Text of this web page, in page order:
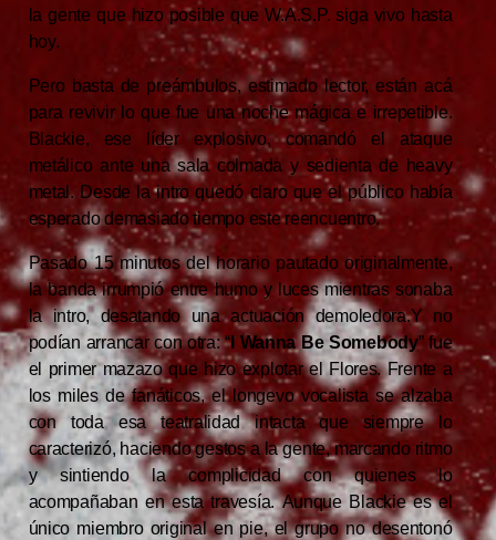
la gente que hizo posible que W.A.S.P. siga vivo hasta
hoy.
Pero basta de preámbulos, estimado lector, están acá
para revivir lo que fue una noche mágica e irrepetible.
Blackie, ese líder explosivo, comandó el ataque
metálico ante una sala colmada y sedienta de heavy
metal. Desde la intro quedó claro que el público había
esperado demasiado tiempo este reencuentro.
Pasado 15 minutos del horario pautado originalmente,
la banda irrumpió entre humo y luces mientras sonaba
la intro, desatando una actuación demoledora.Y no
podían arrancar con otra: “ I Wanna Be Somebody” fue
el primer mazazo que hizo explotar el Flores. Frente a
los miles de fanáticos, el longevo vocalista se alzaba
con toda esa teatralidad intacta que siempre lo
caracterizó, haciendo gestos a la gente, marcando ritmo
y sintiendo la complicidad con quienes lo
acompañaban en esta travesía. Aunque Blackie es el
único miembro original en pie, el grupo no desentonó